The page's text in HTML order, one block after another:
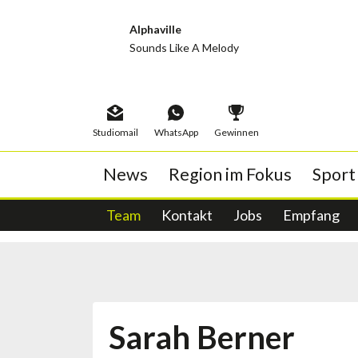
Alphaville
Sounds Like A Melody
Studiomail WhatsApp Gewinnen
News
Abstimmungen Wahlen
Region im Fokus
neo1 Porträt Wochenthemen
Sport
Sportstory Schwingen Tiger-Egge
Album der Woche Titelticker
Team Kontakt Jobs Empfang
Echte Erfahrungen Publireportagen
Glacé-Friti
Sarah Berner